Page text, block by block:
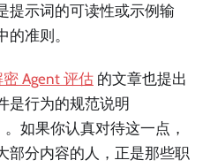
提示词的可读性或示例输
准则。
密 Agent 评估 的文章也提出
是行为的规范说明
。如果你认真对待这一点，
部分内容的人，正是那些职